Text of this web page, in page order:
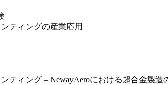
ティングの産業応用
ティング – NewayAeroにおける超合金製造